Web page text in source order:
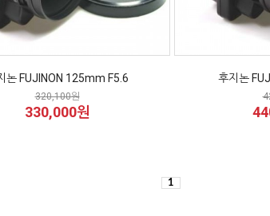
논 FUJINON 125mm F5.6
320,100원
330,000원
후지논
1